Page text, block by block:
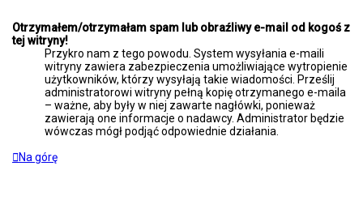
Otrzymałem/otrzymałam spam lub obraźliwy e-mail od kogoś z
tej witryny!
Przykro nam z tego powodu. System wysyłania e-maili
witryny zawiera zabezpieczenia umożliwiające wytropienie
użytkowników, którzy wysyłają takie wiadomości. Prześlij
administratorowi witryny pełną kopię otrzymanego e-maila
– ważne, aby były w niej zawarte nagłówki, ponieważ
zawierają one informacje o nadawcy. Administrator będzie
wówczas mógł podjąć odpowiednie działania.
Na górę